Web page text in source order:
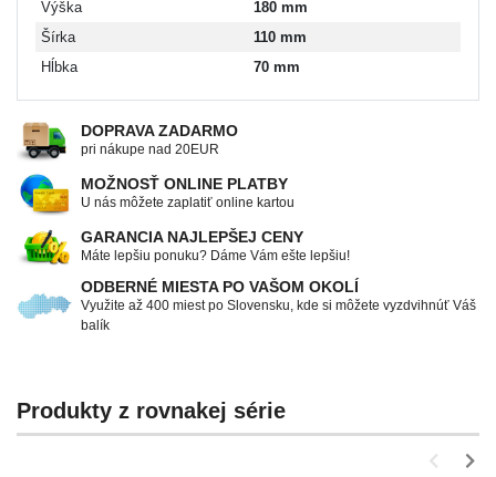
Výška
180 mm
Šírka
110 mm
Hĺbka
70 mm
DOPRAVA ZADARMO
pri nákupe nad 20EUR
MOŽNOSŤ ONLINE PLATBY
U nás môžete zaplatiť online kartou
GARANCIA NAJLEPŠEJ CENY
Máte lepšiu ponuku? Dáme Vám ešte lepšiu!
ODBERNÉ MIESTA PO VAŠOM OKOLÍ
Využite až 400 miest po Slovensku, kde si môžete vyzdvihnúť Váš
balík
Produkty z rovnakej série